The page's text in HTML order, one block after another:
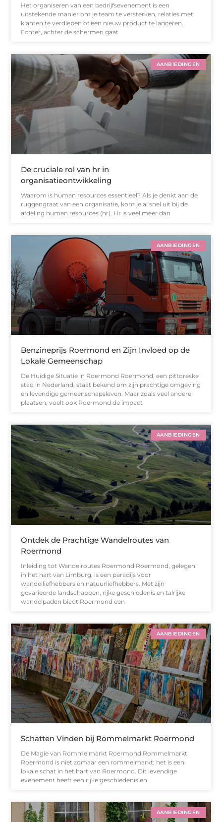
Het organiseren van een bedrijfsevenement is een
uitstekende manier om je team te versterken, relaties met
klanten te verdiepen of een nieuw product te lanceren.
Echter, achter de schermen gaat
AANBIEDINGEN
De cruciale rol van hr in
organisatieontwikkeling
Waarom is human resources essentieel? Als je denkt aan de
ruggengraat van een organisatie, kom je al snel uit bij de
afdeling human resources (hr). Hr is veel meer dan
AANBIEDINGEN
Benzineprijs Roermond en Zijn Invloed op de
Lokale Gemeenschap
De Huidige Situatie in Roermond Roermond, een pittoreske
stad in Nederland, staat bekend om zijn prachtige omgeving
en levendige gemeenschapsleven. Maar zoals veel andere
plaatsen, voelt ook Roermond de impact
AANBIEDINGEN
Ontdek de Prachtige Wandelroutes van
Roermond
Inleiding tot Wandelroutes Roermond Roermond, gelegen
in het hart van Limburg, is een paradijs voor
wandelliefhebbers en natuurliefhebbers. Met zijn
gevarieerde landschappen, rijke geschiedenis en talrijke
wandelpaden biedt Roermond een
AANBIEDINGEN
Schatten Vinden bij Rommelmarkt Roermond
De Magie van Rommelmarkt Roermond Rommelmarkt
Roermond is niet zomaar een rommelmarkt; het is een
lokale schat in het hart van Roermond. Dit levendige
evenement heeft een rijke geschiedenis en
AANBIEDINGEN